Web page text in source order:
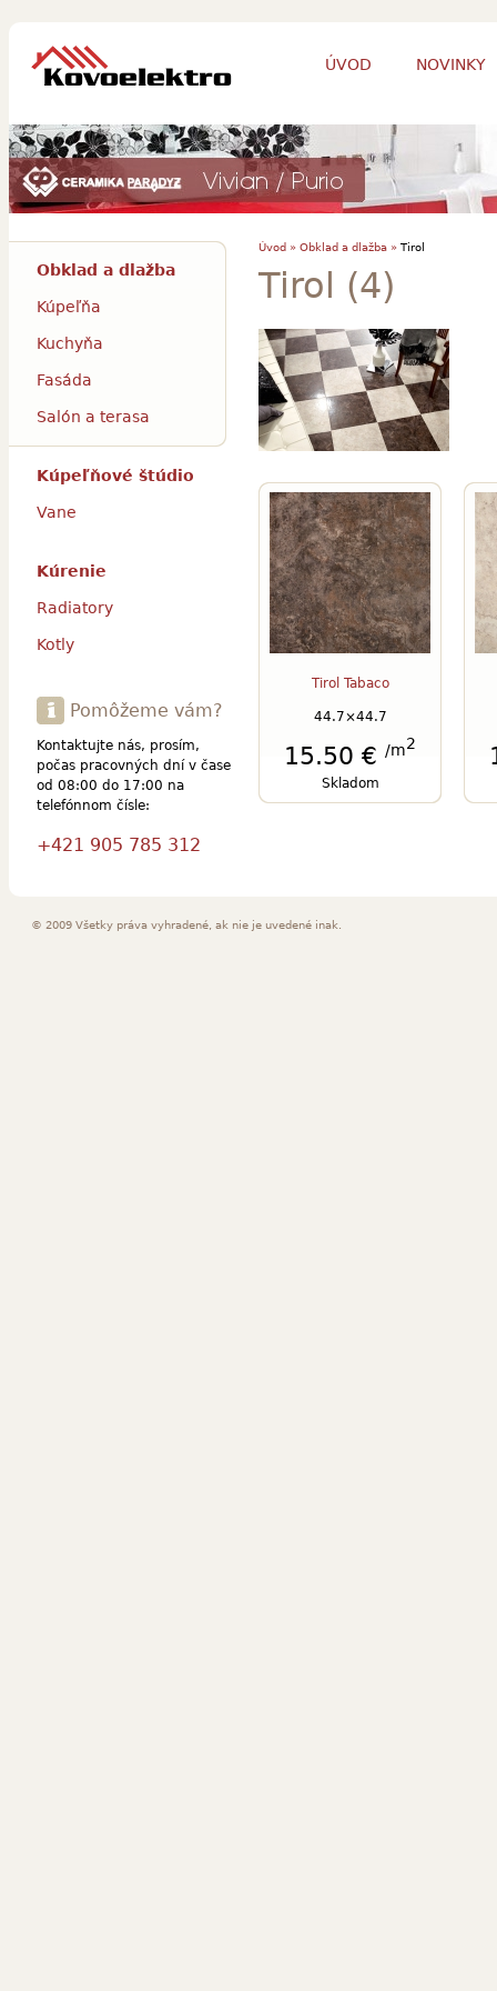
ÚVOD NOVINKY
Úvod » Obklad a dlažba »Tirol
Tirol (4)
Tirol Tabaco
44.7×44.7
15.50 € /m2
Skladom
Obklad a dlažba
Kúpeľňa
Kuchyňa
Fasáda
Salón a terasa
Kúpeľňové štúdio
Vane
Kúrenie
Radiatory
Kotly
Pomôžeme vám?
Kontaktujte nás, prosím,
počas pracovných dní v čase
od 08:00 do 17:00 na
telefónnom čísle:
+421 905 785 312
© 2009 Všetky práva vyhradené, ak nie je uvedené inak.